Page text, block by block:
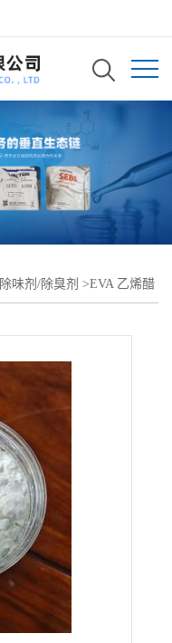
除味剂/除臭剂 >EVA 乙烯醋